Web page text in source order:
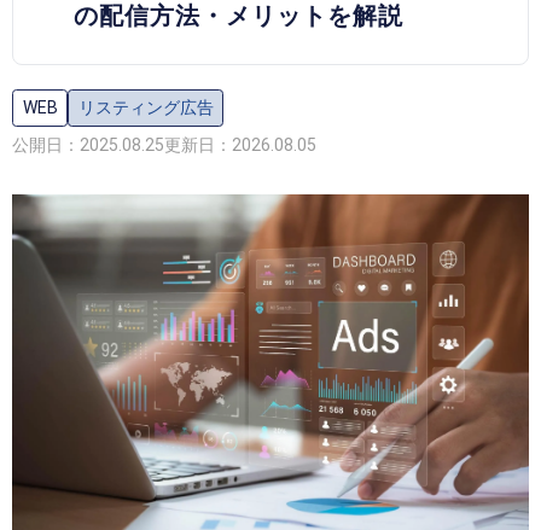
の配信方法・メリットを解説
WEB
リスティング広告
公開日：2025.08.25更新日：2026.08.05